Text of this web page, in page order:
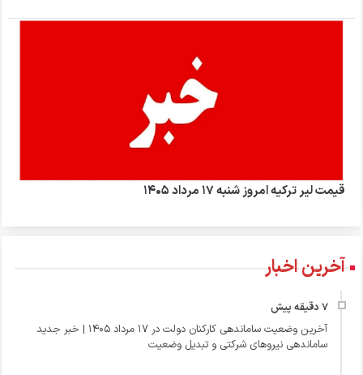
قیمت لیر ترکیه امروز شنبه ۱۷ مرداد ۱۴۰۵
آخرین اخبار
آخرین وضعیت ساماندهی کارکنان دولت در 17 مرداد 1405 | خبر جدید
ساماندهی نیروهای شرکتی و تبدیل وضعیت